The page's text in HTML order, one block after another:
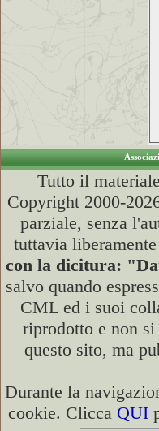
Tutto il
Copyright 2000-
parziale, senza
tuttavia
con la dicitura:
salvo quando
CML ed i suoi
riprodotto e non
questo sito, ma
Durante la
cookie. Clicca QUI